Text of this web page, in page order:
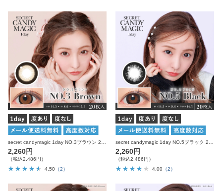
2,260円
（税込2,486円）
4.50 （2）
2,260円
（税込2,486円）
4.00 （2）